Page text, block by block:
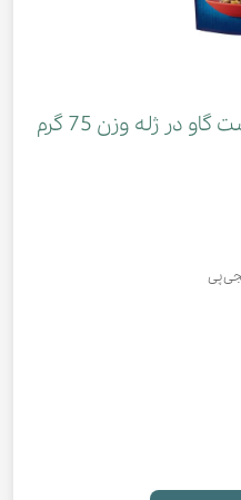
ژله وزن 75 گرم